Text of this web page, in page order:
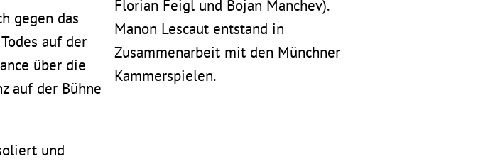
gegen das
auf der
über die
auf der Bühne
und
Florian Feigl und Bojan Manchev).
Manon Lescautentstand in
Zusammenarbeit mit den Münchner
Kammerspielen.